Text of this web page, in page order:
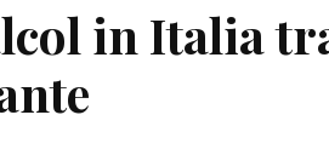
in Italia
e